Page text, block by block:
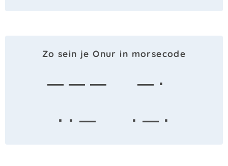
Zo sein je Onur in morsecode
— — —
— ·
· · —
· — ·